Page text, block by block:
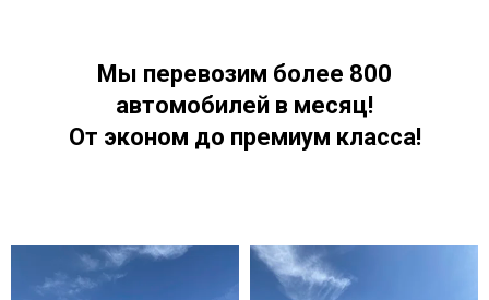
Мы перевозим более 800
автомобилей в месяц!
От эконом до премиум класса!